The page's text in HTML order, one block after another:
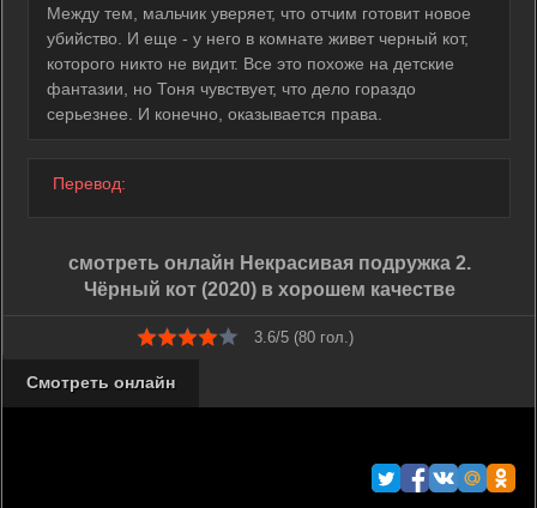
Между тем, мальчик уверяет, что отчим готовит новое
убийство. И еще - у него в комнате живет черный кот,
которого никто не видит. Все это похоже на детские
фантазии, но Тоня чувствует, что дело гораздо
серьезнее. И конечно, оказывается права.
Перевод:
смотреть онлайн Некрасивая подружка 2.
Чёрный кот (2020) в хорошем качестве
3.6/5 (80 гол.)
Смотреть онлайн